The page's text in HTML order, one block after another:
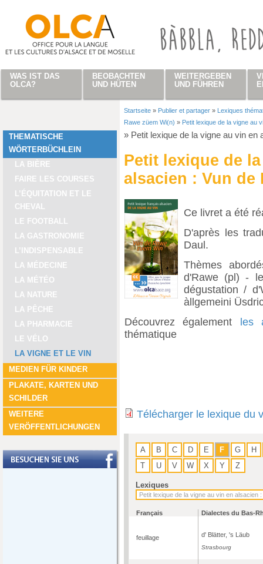
THEMATISCHE
WÖRTERBÜCHLEIN
LA BIÈRE
FAIRE LES COURSES
L’ÉQUITATION ET LE
CHEVAL
LE FOOTBALL
LA GASTRONOMIE
L’INDISPENSABLE
LA MÉDECINE
LA MÉTÉO
LA NATURE
LA PÊCHE
LA PHARMACIE
LE VÉLO
LA VIGNE ET LE VIN
MEDIEN FÜR KINDER
PLAKATE, KARTEN UND
SCHILDER
WEITERE
VERÖFFENTLICHUNGEN
Sie sind hier
Startseite » Publier et partager » Lexiques
Rawe züem Wi(n) » Petit lexique de la vigne au
» Petit lexique de la vigne au vin
Petit lexique de
alsacien : Vun de
Ce livret a été
D'après les
Daul.
Thèmes
d'Rawe (pl) -
dégustation /
àllgemeini
Découvrez également les
thématique
Télécharger le lexique du
A B C D E F G
H
T
U V W X Y Z
Lexiques
Français Dialectes du Bas-
feuillage d' Blätter, 's Läub
Strasbourg
WAS IST DAS
OLCA?
BEOBACHTEN
UND HÜTEN
WEITERGEBEN
UND FÜHREN